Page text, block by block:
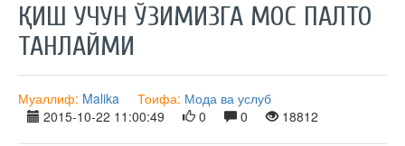
ҚИШ УЧУН ЎЗИМИЗГА МОС ПАЛТО
ТАНЛАЙМИ
Муаллиф: Malika Тоифа: Мода ва услуб
2015-10-22 11:00:49
0 0 18812